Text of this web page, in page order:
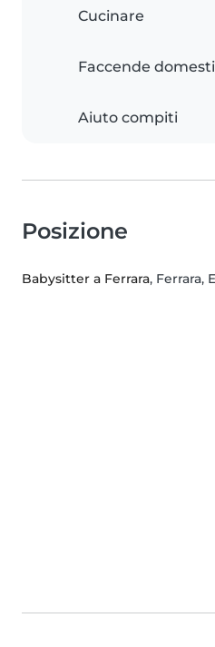
Cucinare
Faccende
Aiuto compiti
Posizione
Babysitter a Ferrara, Ferrara,